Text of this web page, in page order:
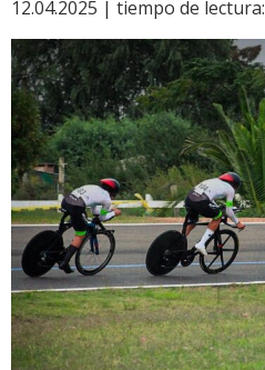
12.04.2025 | tiempo de lectura: